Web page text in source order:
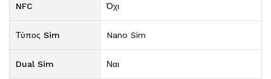
NFC Όχι
Τύπος Sim Nano Sim
Dual Sim Ναι